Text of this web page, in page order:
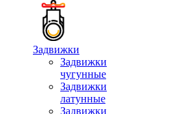
Задвижки
Задвижки
чугунные
Задвижки
латунные
Задвижки